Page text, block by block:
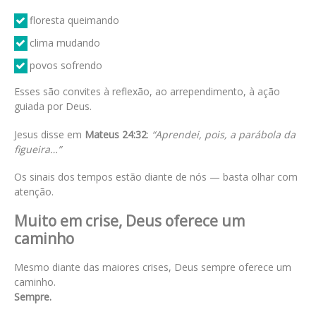
floresta queimando
clima mudando
povos sofrendo
Esses são convites à reflexão, ao arrependimento, à ação
guiada por Deus.
Jesus disse em Mateus 24:32: “Aprendei, pois, a parábola da
figueira…”
Os sinais dos tempos estão diante de nós — basta olhar com
atenção.
Muito em crise, Deus oferece um
caminho
Mesmo diante das maiores crises, Deus sempre oferece um
caminho.
Sempre.